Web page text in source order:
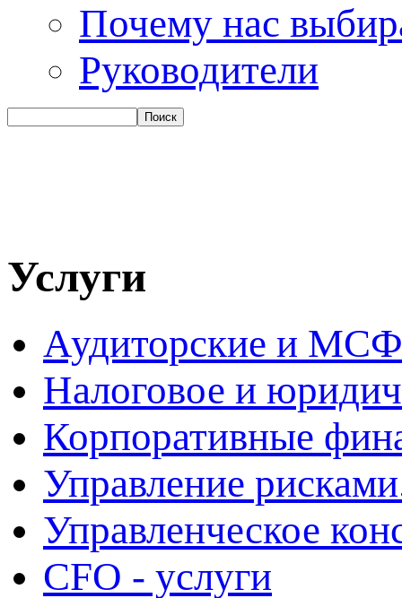
Почему нас
Руководители
Услуги
Аудиторские и
Налоговое и
Корпоративные
Управление
Управленческое
CFO - услуги